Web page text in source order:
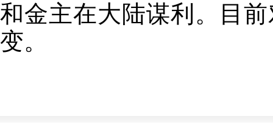
和金主在大陆谋利。目
变。